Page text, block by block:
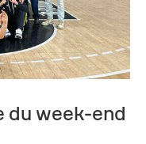
du week-end